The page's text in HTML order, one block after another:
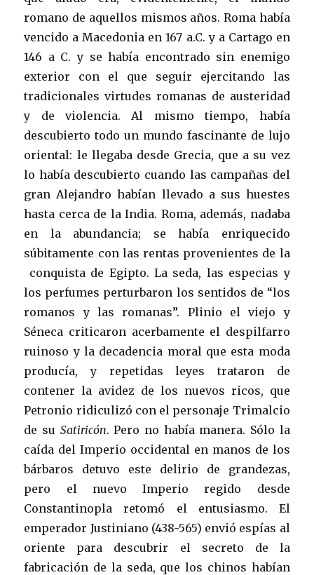
romano de aquellos mismos años. Roma había
vencido a Macedonia en 167 a.C. y a Cartago en
146 a C. y se había encontrado sin enemigo
exterior con el que seguir ejercitando las
tradicionales virtudes romanas de austeridad
y de violencia. Al mismo tiempo, había
descubierto todo un mundo fascinante de lujo
oriental: le llegaba desde Grecia, que a su vez
lo había descubierto cuando las campañas del
gran Alejandro habían llevado a sus huestes
hasta cerca de la India. Roma, además, nadaba
en la abundancia; se había enriquecido
súbitamente con las rentas provenientes de la
conquista de Egipto. La seda, las especias y
los perfumes perturbaron los sentidos de “los
romanos y las romanas”. Plinio el viejo y
Séneca criticaron acerbamente el despilfarro
ruinoso y la decadencia moral que esta moda
producía, y repetidas leyes trataron de
contener la avidez de los nuevos ricos, que
Petronio ridiculizó con el personaje Trimalcio
de su Satiricón. Pero no había manera. Sólo la
caída del Imperio occidental en manos de los
bárbaros detuvo este delirio de grandezas,
pero el nuevo Imperio regido desde
Constantinopla retomó el entusiasmo. El
emperador Justiniano (438-565) envió espías al
oriente para descubrir el secreto de la
fabricación de la seda, que los chinos habían